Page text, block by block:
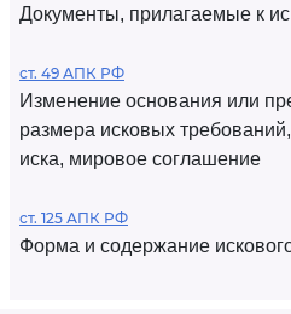
Документы, прилагаемые к
ст. 49 АПК РФ
Изменение основания или
размера исковых
иска, мировое соглашение
ст. 125 АПК РФ
Форма и содержание